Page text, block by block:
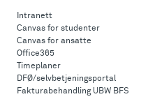
Intranett
Canvas for studenter
Canvas for ansatte
Office365
Timeplaner
DFØ/selvbetjeningsportal
Fakturabehandling UBW BFS